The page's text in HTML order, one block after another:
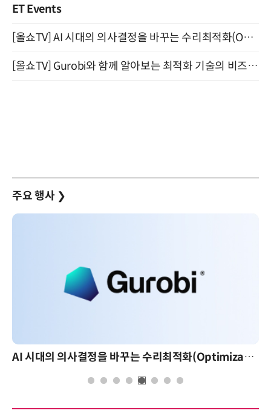
ET Events
[올쇼TV] AI 시대의 의사결정을 바꾸는 수리최적화(Optimization) 소개 (8/20 생방송)
[올쇼TV] Gurobi와 함께 알아보는 최적화 기술의 비즈니스 활용 (8월 20일 생방송)
주요 행사 ❯
AI 시대의 의사결정을 바꾸는 수리최적화(Optimization): 실제 산업 적용 사례와 활용 전략